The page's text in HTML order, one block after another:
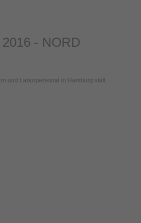
- NORD
und Laborpersonal in Hamburg statt.